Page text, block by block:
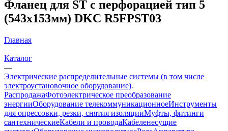
Фланец для ST с перфорацией тип 5
(543х153мм) DKC R5FPST03
Главная
—
Каталог
—
Электрические распределительные системы (в том числе
электроустановочное оборудование)
РаспродажаФотоэлектрическое преобразование
энергииОборудование телекоммуникационноеИнструменты
для опрессовки, резки, снятия изоляцииМуфты, фитинги
сантехническиеКабели и проводаКабеленесущие